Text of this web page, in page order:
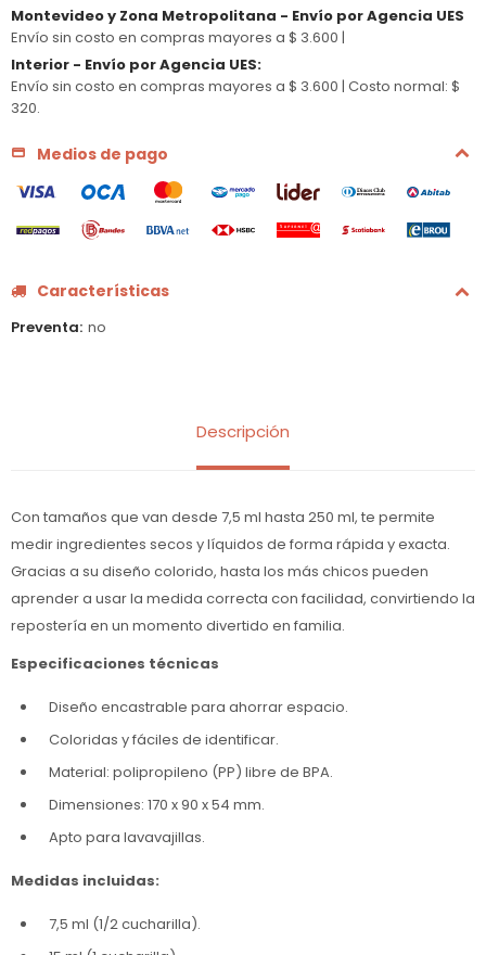
Montevideo y Zona Metropolitana - Envío por Agencia UES
Envío sin costo en compras mayores a $ 3.600 |
Interior - Envío por Agencia UES:
Envío sin costo en compras mayores a $ 3.600 | Costo normal: $
320.
Medios de pago
Características
Preventa no
Descripción
Con tamaños que van desde 7,5 ml hasta 250 ml, te permite
medir ingredientes secos y líquidos de forma rápida y exacta.
Gracias a su diseño colorido, hasta los más chicos pueden
aprender a usar la medida correcta con facilidad, convirtiendo la
repostería en un momento divertido en familia.
Especificaciones técnicas
Diseño encastrable para ahorrar espacio.
Coloridas y fáciles de identificar.
Material: polipropileno (PP) libre de BPA.
Dimensiones: 170 x 90 x 54 mm.
Apto para lavavajillas.
Medidas incluidas:
7,5 ml (1/2 cucharilla).